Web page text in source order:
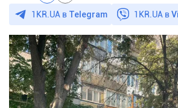
1KR.UA в Telegram 1KR.UA в